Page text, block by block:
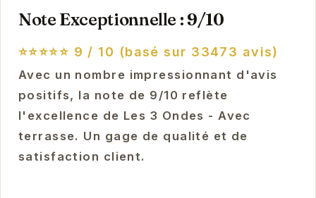
Note Exceptionnelle : 9/10
⭐⭐⭐⭐⭐ 9 / 10 (basé sur 33473 avis)
Avec un nombre impressionnant d'avis
positifs, la note de 9/10 reflète
l'excellence de Les 3 Ondes - Avec
terrasse. Un gage de qualité et de
satisfaction client.